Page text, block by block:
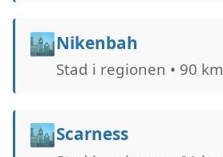
🏙️Nikenbah
Stad i regionen • 90 km
🏙️Scarness